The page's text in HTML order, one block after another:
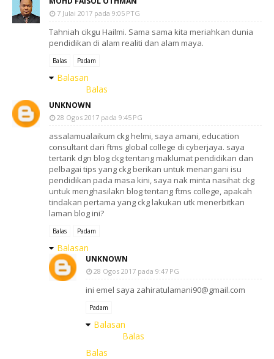
7 Julai 2017 pada 9:05 PTG
Tahniah cikgu Hailmi. Sama sama kita meriahkan dunia
pendidikan di alam realiti dan alam maya.
Balas Padam
Balasan
Balas
UNKNOWN
28 Ogos 2017 pada 9:45 PG
assalamualaikum ckg helmi, saya amani, education
consultant dari ftms global college di cyberjaya. saya
tertarik dgn blog ckg tentang maklumat pendidikan dan
pelbagai tips yang ckg berikan untuk menangani isu
pendidikan pada masa kini, saya nak minta nasihat ckg
untuk menghasilakn blog tentang ftms college, apakah
tindakan pertama yang ckg lakukan utk menerbitkan
laman blog ini?
Balas Padam
Balasan
UNKNOWN
28 Ogos 2017 pada 9:47 PG
ini emel saya zahiratulamani90@gmail.com
Padam
Balasan
Balas
Balas